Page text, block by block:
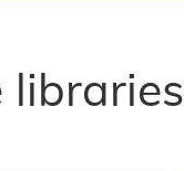
libraries